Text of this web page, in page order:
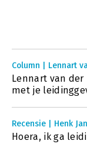
Column | Lennart
Lennart van der
met je
Recensie | Henk
Hoera, ik ga